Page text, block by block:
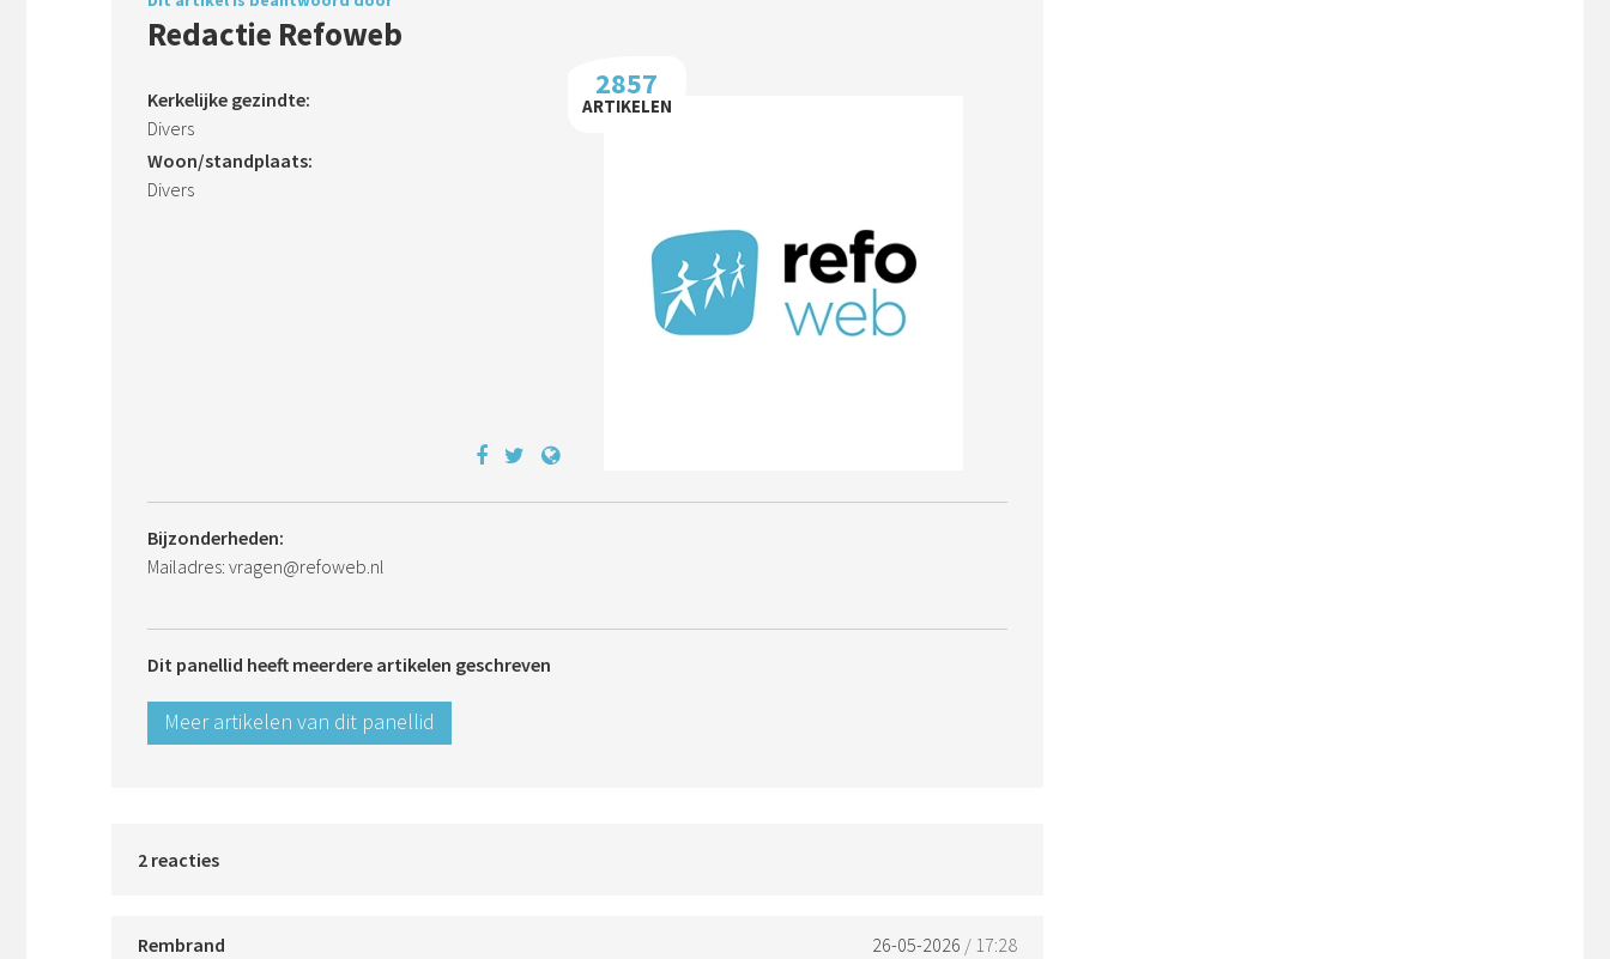
Redactie Refoweb
Kerkelijke gezindte:
Divers
Woon/standplaats:
Divers
2857
ARTIKELEN
Bijzonderheden:
Mailadres: vragen@refoweb.nl
Dit panellid heeft meerdere artikelen geschreven
Meer artikelen van dit panellid
2 reacties
Rembrand 26-05-2026 / 17:28